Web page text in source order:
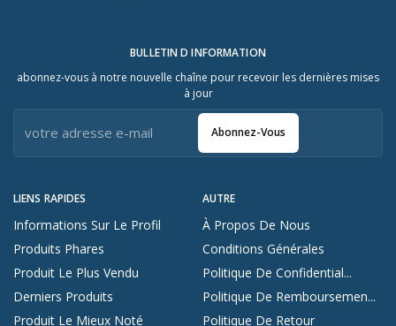
LIENS RAPIDES
Informations Sur Le Profil
Produits Phares
Produit Le Plus Vendu
Derniers Produits
Produit Le Mieux Noté
AUTRE
À Propos De Nous
Conditions Générales
Politique De Confidential...
Politique De Remboursemen...
Politique De Retour
BULLETIN D INFORMATION
abonnez-vous à notre nouvelle chaîne pour recevoir les dernières mises
à jour
Abonnez-Vous